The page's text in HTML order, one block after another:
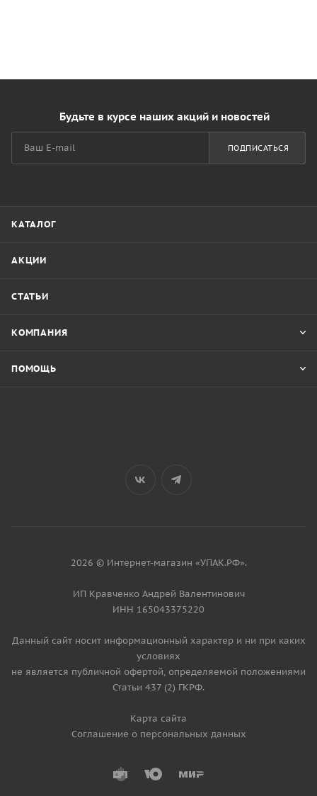
Будьте в курсе наших акций и новостей
ПОДПИСАТЬСЯ
КАТАЛОГ
АКЦИИ
СТАТЬИ
КОМПАНИЯ
ПОМОЩЬ
2026 © Интернет-магазин «УПАК.РФ».
ИП Кравченко Андрей Валентинович
ИНН 165043375220
Данный сайт носит информационный характер и ни при каких
условиях
не является публичной офертой, определяемой положениями
Статьи 437 (2) ГКРФ.
Карта сайта
Соглашение о персональных данных